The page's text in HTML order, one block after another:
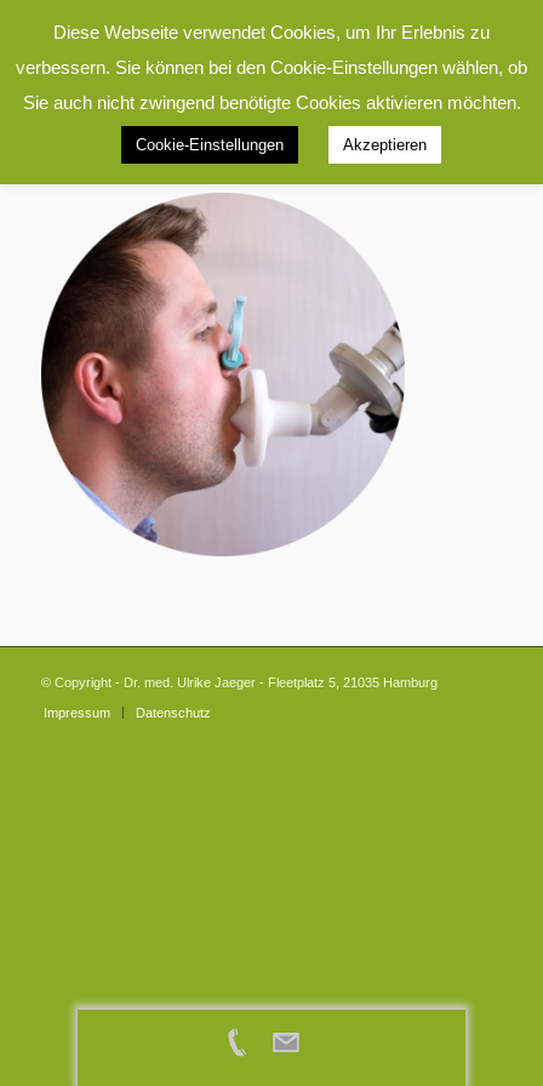
© Copyright - Dr. med. Ulrike Jaeger - Fleetplatz 5, 21035 Hamburg
Impressum Datenschutz
Diese Webseite verwendet Cookies, um Ihr Erlebnis zu
verbessern. Sie können bei den Cookie-Einstellungen wählen, ob
Sie auch nicht zwingend benötigte Cookies aktivieren möchten.
Cookie-Einstellungen Akzeptieren